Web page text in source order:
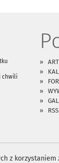
chwili
RSS
z